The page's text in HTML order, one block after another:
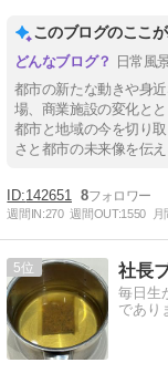
このブログのここ
日常風
都市の新たな動きや身
場、商業施設の変化と
都市と地域の今を切り
さと都市の未来像を伝
142651 8
週間IN:270 週間OUT:1550 月
5 社長
毎日生
であり